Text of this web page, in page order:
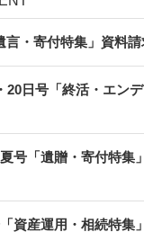
言・寄付特集」資料請
20日号「終活・エン
号「遺贈・寄付特集
資産運用・相続特集